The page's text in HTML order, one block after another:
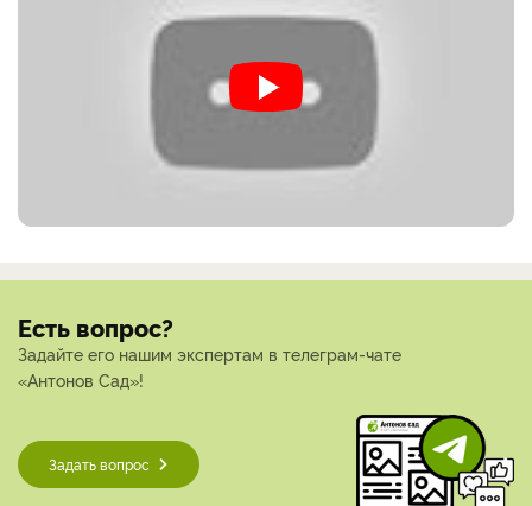
Есть вопрос?
Задайте его нашим экспертам в телеграм-чате
«Антонов Сад»!
Задать вопрос